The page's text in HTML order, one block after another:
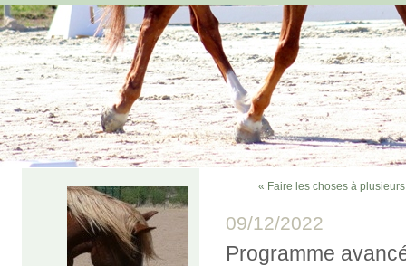
« Faire les choses à
09/12/2022
Programme